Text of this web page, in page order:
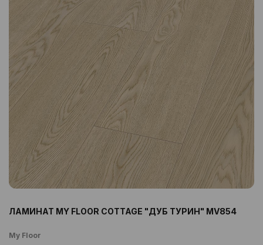
ЛАМИНАТ MY FLOOR COTTAGE "ДУБ ТУРИН" MV854
My Floor